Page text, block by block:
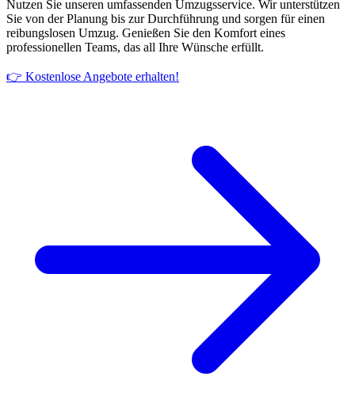
Nutzen Sie unseren umfassenden Umzugsservice. Wir unterstützen
Sie von der Planung bis zur Durchführung und sorgen für einen
reibungslosen Umzug. Genießen Sie den Komfort eines
professionellen Teams, das all Ihre Wünsche erfüllt.
👉 Kostenlose Angebote erhalten!